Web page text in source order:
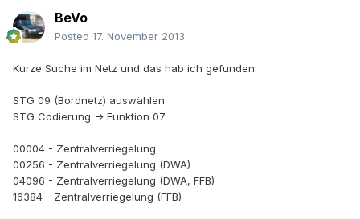
BeVo
Posted 17. November 2013
Kurze Suche im Netz und das hab ich gefunden:
STG 09 (Bordnetz) auswählen
STG Codierung -> Funktion 07
00004 - Zentralverriegelung
00256 - Zentralverriegelung (DWA)
04096 - Zentralverriegelung (DWA, FFB)
16384 - Zentralverriegelung (FFB)